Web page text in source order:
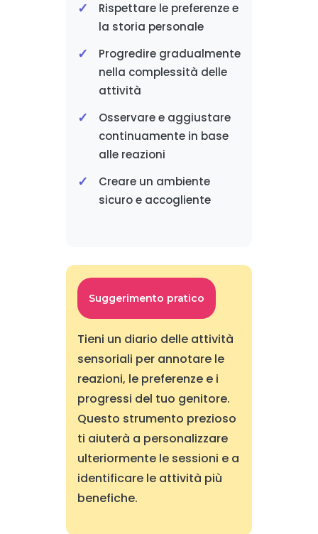
Rispettare le preferenze e
la storia personale
Progredire gradualmente
nella complessità delle
attività
Osservare e aggiustare
continuamente in base
alle reazioni
Creare un ambiente
sicuro e accogliente
Suggerimento pratico
Tieni un diario delle attività
sensoriali per annotare le
reazioni, le preferenze e i
progressi del tuo genitore.
Questo strumento prezioso
ti aiuterà a personalizzare
ulteriormente le sessioni e a
identificare le attività più
benefiche.